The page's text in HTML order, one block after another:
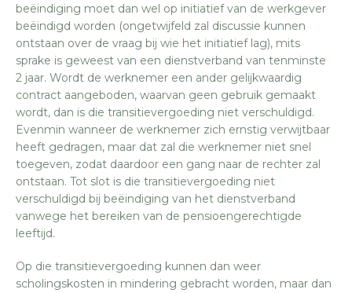
beëindiging moet dan wel op initiatief van de werkgever
beëindigd worden (ongetwijfeld zal discussie kunnen
ontstaan over de vraag bij wie het initiatief lag), mits
sprake is geweest van een dienstverband van tenminste
2 jaar. Wordt de werknemer een ander gelijkwaardig
contract aangeboden, waarvan geen gebruik gemaakt
wordt, dan is die transitievergoeding niet verschuldigd.
Evenmin wanneer de werknemer zich ernstig verwijtbaar
heeft gedragen, maar dat zal die werknemer niet snel
toegeven, zodat daardoor een gang naar de rechter zal
ontstaan. Tot slot is die transitievergoeding niet
verschuldigd bij beëindiging van het dienstverband
vanwege het bereiken van de pensioengerechtigde
leeftijd.
Op die transitievergoeding kunnen dan weer
scholingskosten in mindering gebracht worden, maar dan